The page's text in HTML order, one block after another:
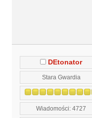
DEtonator
Stara Gwardia
Wiadomości: 4727